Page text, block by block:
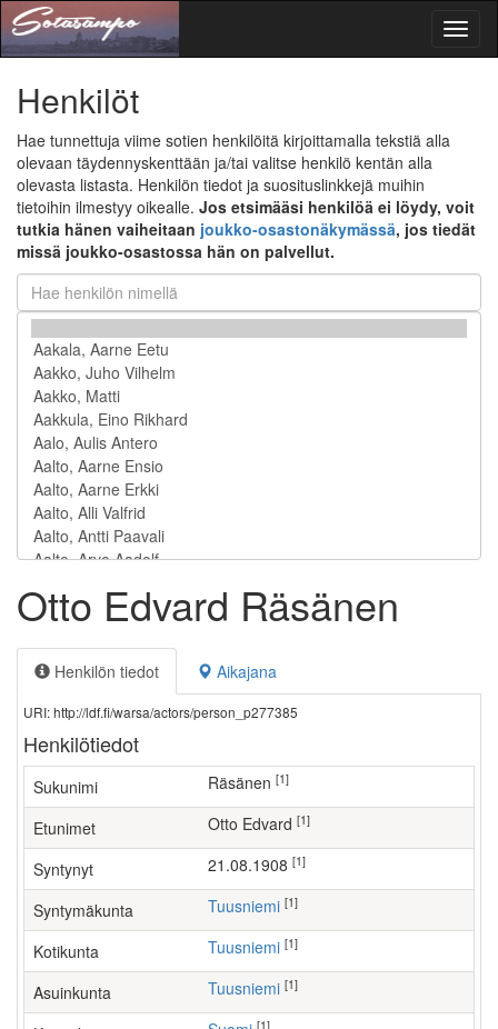
Henkilöt
Hae tunnettuja viime sotien henkilöitä kirjoittamalla tekstiä alla
olevaan täydennyskenttään ja/tai valitse henkilö kentän alla
olevasta listasta. Henkilön tiedot ja suosituslinkkejä muihin
tietoihin ilmestyy oikealle. Jos etsimääsi henkilöä ei löydy, voit
tutkia hänen vaiheitaan joukko-osastonäkymässä, jos tiedät
missä joukko-osastossa hän on palvellut.
Otto Edvard Räsänen
Henkilön tiedot Aikajana
URI: http://ldf.fi/warsa/actors/person_p277385
Henkilötiedot
Sukunimi Räsänen [1]
Etunimet Otto Edvard [1]
Syntynyt 21.08.1908 [1]
Syntymäkunta Tuusniemi [1]
Kotikunta Tuusniemi [1]
Asuinkunta Tuusniemi [1]
[1]